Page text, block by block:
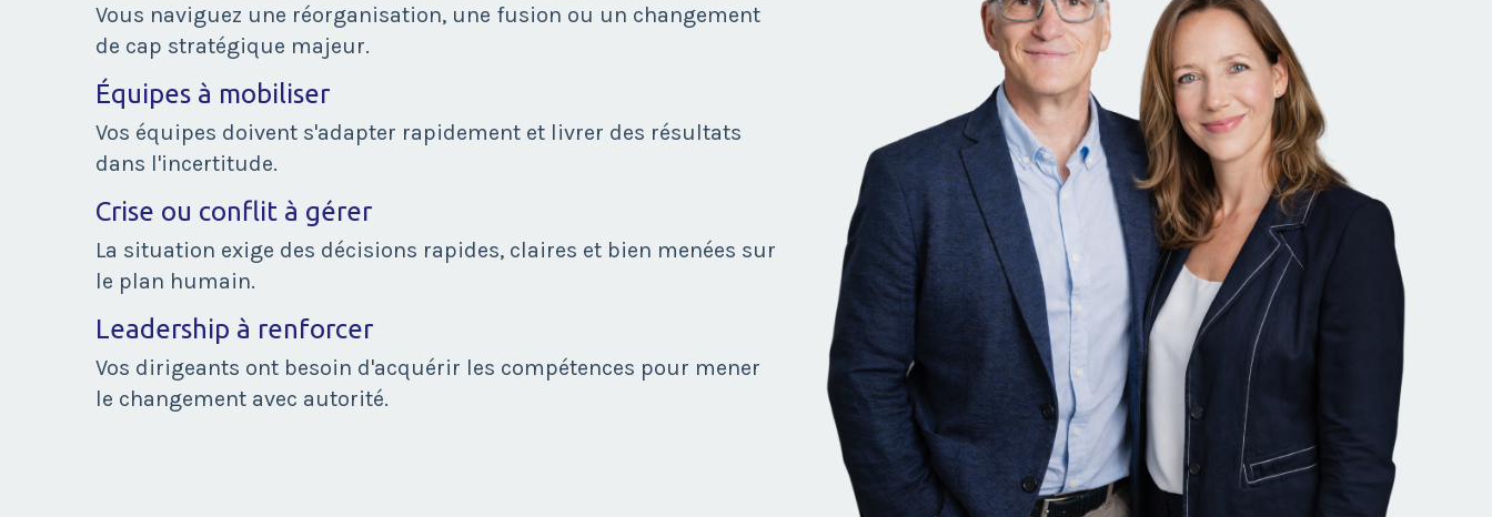
Vous naviguez une réorganisation, une fusion ou un changement
de cap stratégique majeur.
Équipes à mobiliser
Vos équipes doivent s'adapter rapidement et livrer des résultats
dans l'incertitude.
Crise ou conflit à gérer
La situation exige des décisions rapides, claires et bien menées sur
le plan humain.
Leadership à renforcer
Vos dirigeants ont besoin d'acquérir les compétences pour mener
le changement avec autorité.